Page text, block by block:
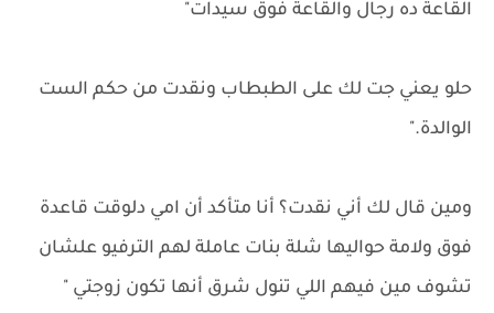
القاعة ده رجال والقاعة فوق سيدات"
حلو يعني جت لك على الطبطاب ونقدت من حكم الست
الوالدة."
ومين قال لك أني نقدت؟ أنا متأكد أن امي دلوقت قاعدة
فوق ولامة حواليها شلة بنات عاملة لهم الترفيو علشان
تشوف مين فيهم اللي تنول شرق أنها تكون زوجتي "